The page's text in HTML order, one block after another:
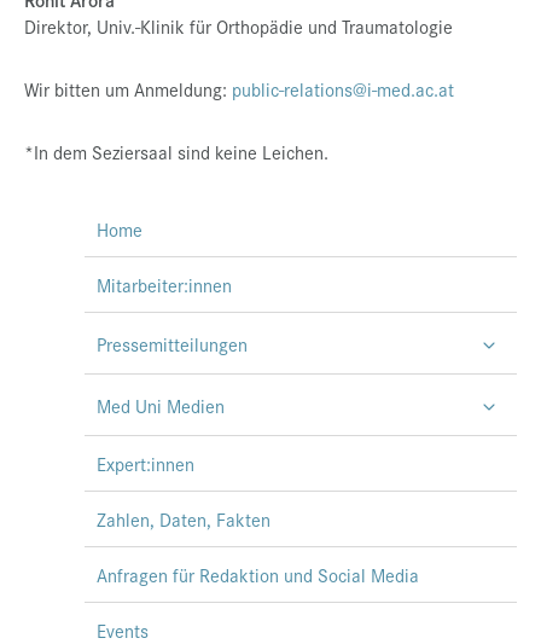
Direktor, Univ.-Klinik für Orthopädie und Traumatologie
Wir bitten um Anmeldung: public-relations@i-med.ac.at
*In dem Seziersaal sind keine Leichen.
Home
Mitarbeiter:innen
Pressemitteilungen
Med Uni Medien
Expert:innen
Zahlen, Daten, Fakten
Anfragen für Redaktion und Social Media
Events